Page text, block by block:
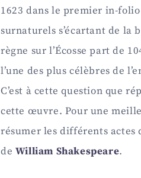
1623 dans le premier in-
surnaturels s’écartant de la
règne sur l’Écosse part de
l’une des plus célèbres de
C’est à cette question que
cette œuvre. Pour une
résumer les différents
de William Shakespeare.